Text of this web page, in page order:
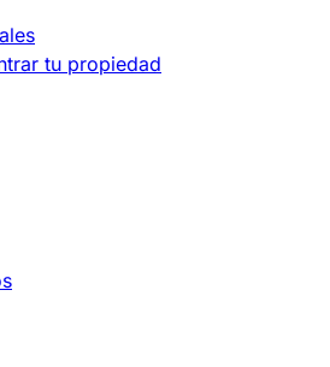
tu propiedad